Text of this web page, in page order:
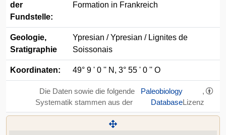
der
Fundstelle:
Formation in Frankreich
Geologie,
Sratigraphie
Ypresian / Ypresian / Lignites de
Soissonais
Koordinaten: 49° 9 ' 0 '' N, 3° 55 ' 0 '' O
Die Daten sowie die folgende
Systematik stammen aus der
Paleobiology
Database
,
Lizenz